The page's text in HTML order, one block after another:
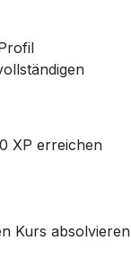
XP erreichen
Kurs absolvieren